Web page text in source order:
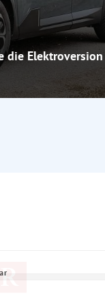
die Elektroversion